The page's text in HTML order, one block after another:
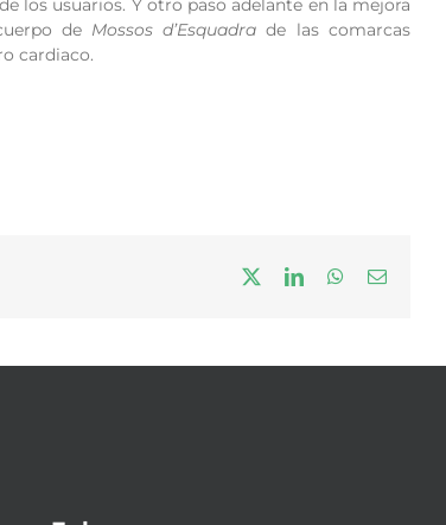
los usuarios. Y otro paso adelante en la mejora
de Mossos d’Esquadra de las comarcas
cardiaco.
LinkedInWhatsApp
Correo